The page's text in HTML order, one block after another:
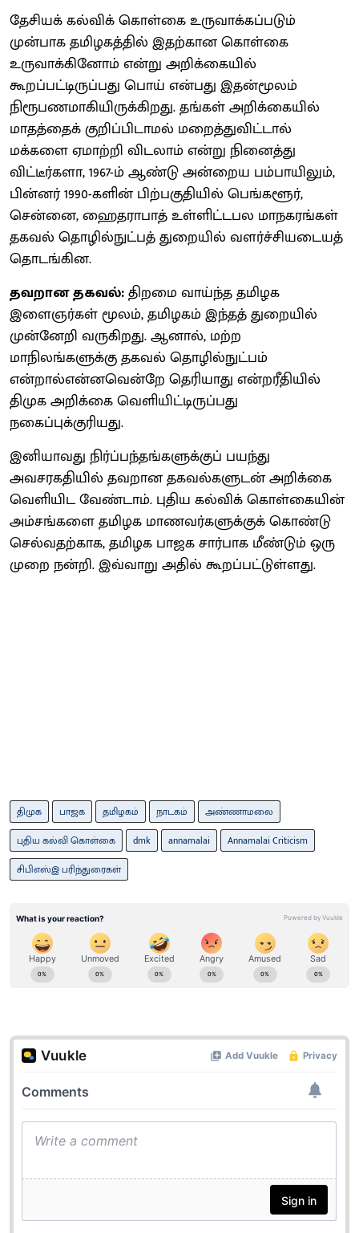
தேசியக் கல்விக் கொள்கை உருவாக்கப்படும்
முன்பாக தமிழகத்தில் இதற்கான கொள்கை
உருவாக்கினோம் என்று அறிக்கையில்
கூறப்பட்டிருப்பது பொய் என்பது இதன்மூலம்
நிரூபணமாகியிருக்கிறது. தங்கள் அறிக்கையில்
மாதத்தைக் குறிப்பிடாமல் மறைத்துவிட்டால்
மக்களை ஏமாற்றி விடலாம் என்று நினைத்து
விட்டீர்களா, 1967-ம் ஆண்டு அன்றைய பம்பாயிலும்,
பின்னர் 1990-களின் பிற்பகுதியில் பெங்களூர்,
சென்னை, ஹைதராபாத் உள்ளிட்டபல மாநகரங்கள்
தகவல் தொழில்நுட்பத் துறையில் வளர்ச்சியடையத்
தொடங்கின.
தவறான தகவல்:திறமை வாய்ந்த தமிழக
இளைஞர்கள் மூலம், தமிழகம் இந்தத் துறையில்
முன்னேறி வருகிறது. ஆனால், மற்ற
மாநிலங்களுக்கு தகவல் தொழில்நுட்பம்
என்றால்என்னவென்றே தெரியாது என்றரீதியில்
திமுக அறிக்கை வெளியிட்டிருப்பது
நகைப்புக்குரியது.
இனியாவது நிர்ப்பந்தங்களுக்குப் பயந்து
அவசரகதியில் தவறான தகவல்களுடன் அறிக்கை
வெளியிட வேண்டாம். புதிய கல்விக் கொள்கையின்
அம்சங்களை தமிழக மாணவர்களுக்குக் கொண்டு
செல்வதற்காக, தமிழக பாஜக சார்பாக மீண்டும் ஒரு
முறை நன்றி. இவ்வாறு அதில் கூறப்பட்டுள்ளது.
திமுக பாஜக தமிழகம் நாடகம்
அண்ணாமலை
புதிய கல்வி கொள்கை
dmk annamalai
Annamalai Criticism
சிபிஎஸ்இ பரிந்துரைகள்